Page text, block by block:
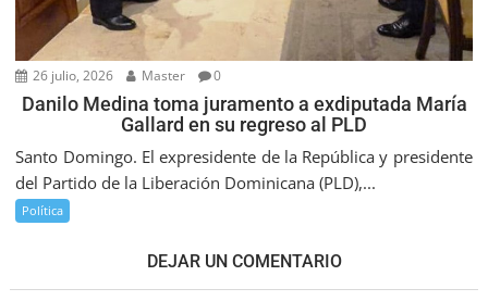
26 julio, 2026 Master 0
Danilo Medina toma juramento a exdiputada María
Gallard en su regreso al PLD
Santo Domingo. El expresidente de la República y presidente
del Partido de la Liberación Dominicana (PLD),...
Política
DEJAR UN COMENTARIO